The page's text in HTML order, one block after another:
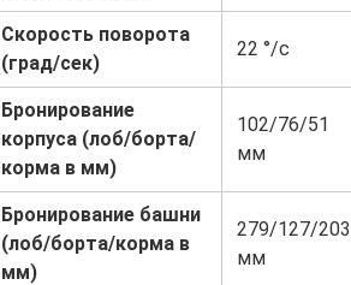
Скорость поворота
(град/сек)
22 °/с
Бронирование
корпуса (лоб/борта/
корма в мм)
102/76/51
мм
Бронирование башни
(лоб/борта/корма в
мм)
279/127/203
мм